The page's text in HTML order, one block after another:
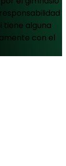
tiene alguna
con el